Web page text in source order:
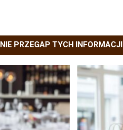
NIE PRZEGAP TYCH INFORMACJI